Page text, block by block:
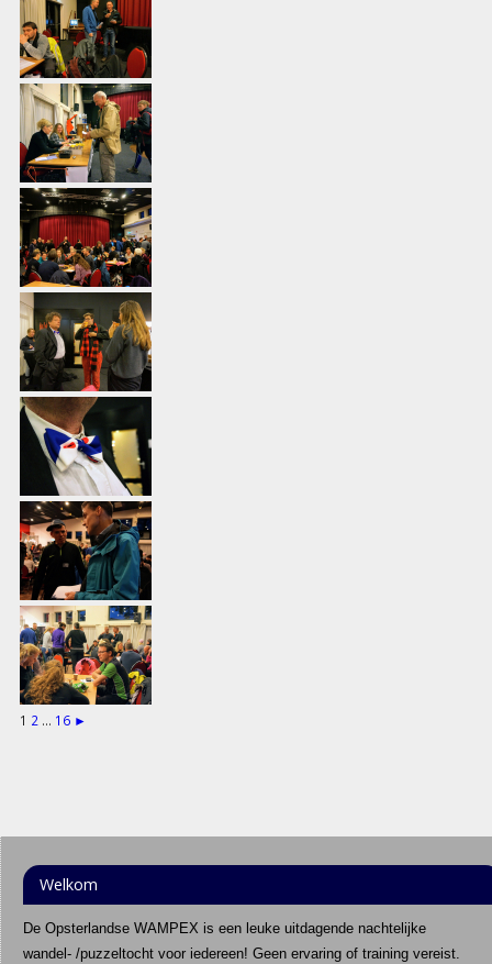
1 2 ... 16 ►
Welkom
De Opsterlandse WAMPEX is een leuke uitdagende nachtelijke
wandel- /puzzeltocht voor iedereen! Geen ervaring of training vereist.